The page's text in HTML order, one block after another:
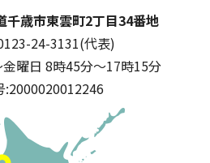
千歳市
千歳市東雲町2丁目34番地
24-3131(代表)
曜日 8時45分～17時15分
:2000020012246